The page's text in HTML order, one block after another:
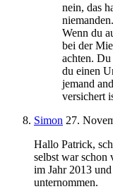
nein, das
niemanden.
Wenn du
bei der
achten.
du einen
jemand
versichert
Simon 27.
Hallo Patrick,
selbst war schon
im Jahr 2013
unternommen.